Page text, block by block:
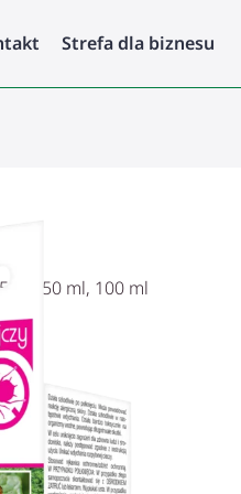
Strefa dla biznesu
ml, 50 ml, 100 ml